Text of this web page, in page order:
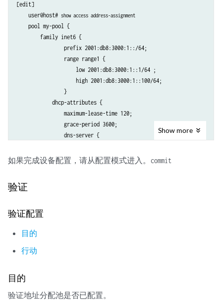
[edit]
    user@host#
show access address-assignment
    pool my-pool {
        family inet6 {
                prefix 2001:db8:3000:1::/64;
                range range1 {
                    low 2001:db8:3000:1::1/64 ;
                    high 2001:db8:3000:1::100/64;
                }
            dhcp-attributes {
                maximum-lease-time 120;
                grace-period 3600;
                dns-server {
                    }
Show more
如果完成设备配置，请从配置模式进入。 commit
验证
验证配置
目的
行动
目的
验证地址分配池是否已配置。